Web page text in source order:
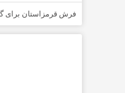
فرش قرمزاستان برای